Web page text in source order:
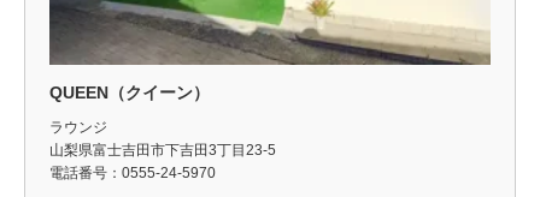
QUEEN（クイーン）
ラウンジ
山梨県富士吉田市下吉田3丁目23-5
電話番号：0555-24-5970